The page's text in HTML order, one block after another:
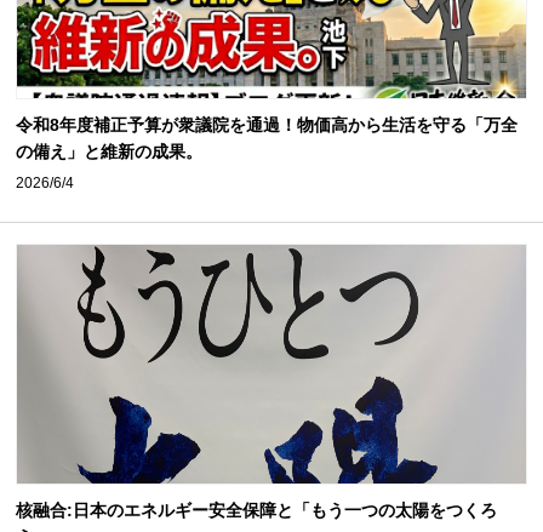
令和8年度補正予算が衆議院を通過！物価高から生活を守る「万全
の備え」と維新の成果。
2026/6/4
核融合:日本のエネルギー安全保障と「もう一つの太陽をつくろ